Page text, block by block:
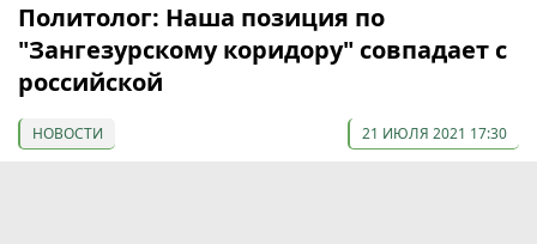
Политолог: Наша позиция по
"Зангезурскому коридору" совпадает с
российской
НОВОСТИ 21 ИЮЛЯ 2021 17:30